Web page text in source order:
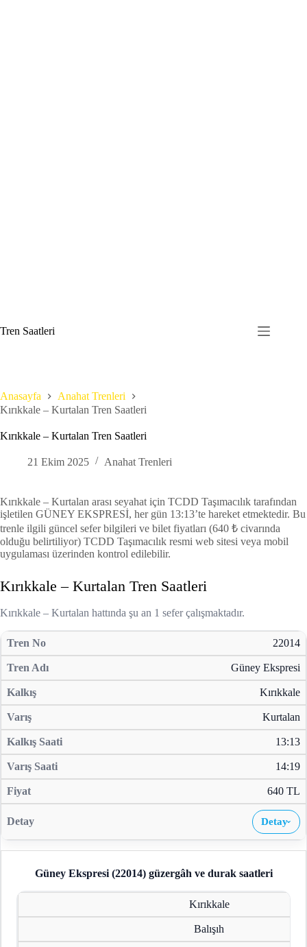
to
content
Tren Saatleri
Anasayfa
Anahat Trenleri
Kırıkkale – Kurtalan Tren Saatleri
Kırıkkale – Kurtalan Tren Saatleri
21 Ekim 2025 Anahat Trenleri
Kırıkkale – Kurtalan arası seyahat için TCDD Taşımacılık tarafından
işletilen GÜNEY EKSPRESİ, her gün 13:13’te hareket etmektedir. Bu
trenle ilgili güncel sefer bilgileri ve bilet fiyatları (640 ₺ civarında
olduğu belirtiliyor) TCDD Taşımacılık resmi web sitesi veya mobil
uygulaması üzerinden kontrol edilebilir.
Kırıkkale – Kurtalan Tren Saatleri
Kırıkkale – Kurtalan hattında şu an 1 sefer çalışmaktadır.
22014
Güney Ekspresi
Kırıkkale
Kurtalan
13:13
14:19
640 TL
Detay›
Güney Ekspresi (22014)güzergâh ve durak saatleri
Kırıkkale
Balışıh